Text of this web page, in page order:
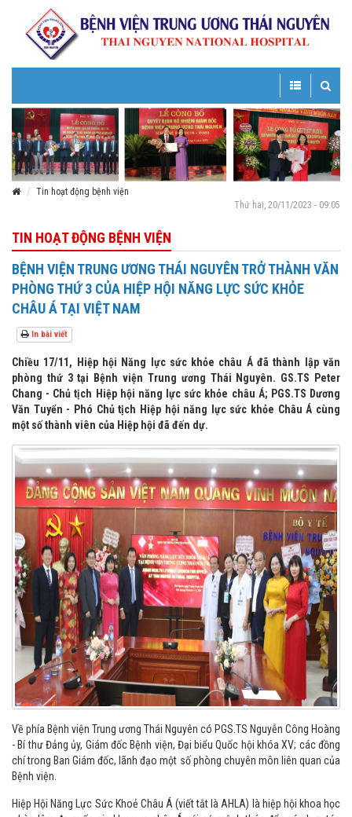
Toggle
Toggle
navigation
Tin hoạt động bệnh viện
Thứ hai, 20/11/2023 - 09:05
TIN HOẠT ĐỘNG BỆNH VIỆN
BỆNH VIỆN TRUNG ƯƠNG THÁI NGUYÊN TRỞ THÀNH VĂN
PHÒNG THỨ 3 CỦA HIỆP HỘI NĂNG LỰC SỨC KHỎE
CHÂU Á TẠI VIỆT NAM
In bài viết
Chiều 17/11, Hiệp hội Năng lực sức khỏe châu Á đã thành lập văn
phòng thứ 3 tại Bệnh viện Trung ương Thái Nguyên. GS.TS Peter
Chang - Chủ tịch Hiệp hội năng lực sức khỏe châu Á; PGS.TS Dương
Văn Tuyển - Phó Chủ tịch Hiệp hội năng lực sức khỏe Châu Á cùng
một số thành viên của Hiệp hội đã đến dự.
Về phía Bệnh viện Trung ương Thái Nguyên có PGS.TS Nguyễn Công Hoàng
- Bí thư Đảng ủy, Giám đốc Bệnh viện, Đại biểu Quốc hội khóa XV; các đồng
chí trong Ban Giám đốc, lãnh đạo một số phòng chuyên môn liên quan của
Bệnh viện.
Hiệp Hội Năng Lực Sức Khoẻ Châu Á (viết tắt là AHLA) là hiệp hội khoa học